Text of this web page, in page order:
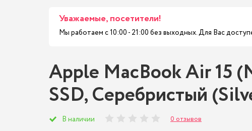
Уважаемые, посетители!
Мы работаем с 10:00 - 21:00 без выходных. Для Вас
Apple MacBook Air 15
SSD, Cеребристый
В наличии 0 отзывов